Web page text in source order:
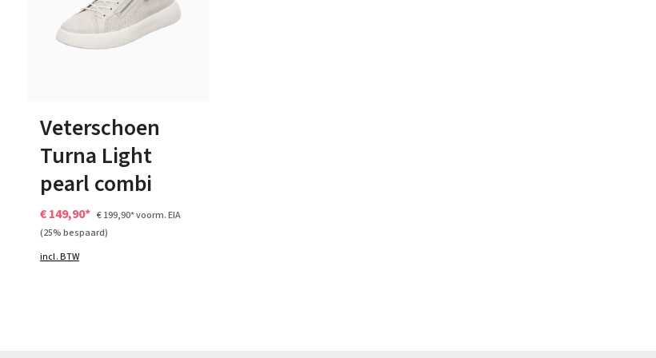
Veterschoen
Turna Light
pearl combi
€ 149,90* € 199,90*voorm. EIA
(25% bespaard)
incl. BTW